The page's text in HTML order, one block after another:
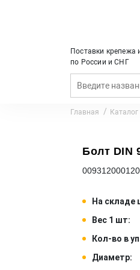
Поставки крепежа
по России и СНГ
Главная Каталог
Болт DIN
На складе
Вес 1 шт:
Кол-во в
Диаметр: